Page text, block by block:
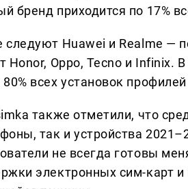
бренд приходится по 17%
следуют Huawei и Realme —
Honor, Oppo, Tecno и Infinix.
80% всех установок
также отметили, что
так и устройства
не всегда готовы
электронных сим-карт